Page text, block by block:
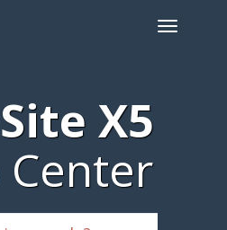
X5
Center